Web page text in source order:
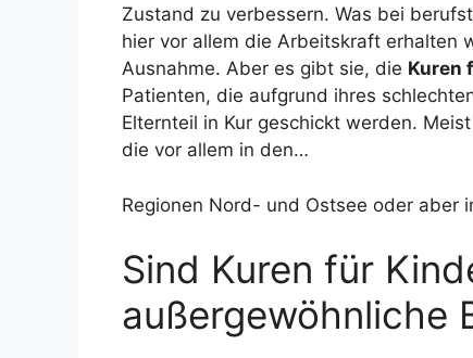
Zustand zu verbessern. Was bei
hier vor allem die Arbeitskraft erhalten
Ausnahme. Aber es gibt sie, die Kuren
Patienten, die aufgrund ihres
Elternteil in Kur geschickt werden.
die vor allem in den…
Regionen Nord- und Ostsee oder aber
Sind Kuren für
außergewöhnliche